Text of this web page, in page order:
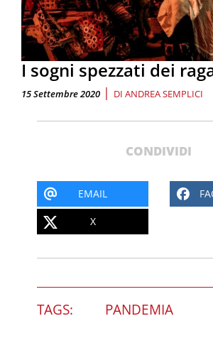
I sogni spezzati dei
15 Settembre 2020 | DI ANDREA SEMPLICI
CONDIVIDI
EMAIL
X
TAGS: PANDEMIA